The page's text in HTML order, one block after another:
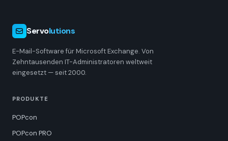
Servolutions
E-Mail-Software für Microsoft Exchange. Von
Zehntausenden IT-Administratoren weltweit
eingesetzt — seit 2000.
PRODUKTE
POPcon
POPcon PRO